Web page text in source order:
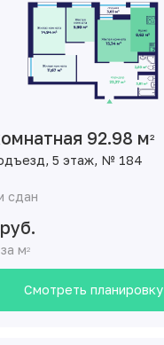
92.98 м2
5 этаж, № 184
сдан
м2
Смотреть планировку